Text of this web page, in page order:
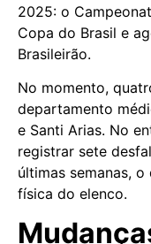
2025: o
Copa do Brasil e
Brasileirão.
No momento,
departamento
e Santi Arias. No
registrar sete
últimas semanas,
física do elenco.